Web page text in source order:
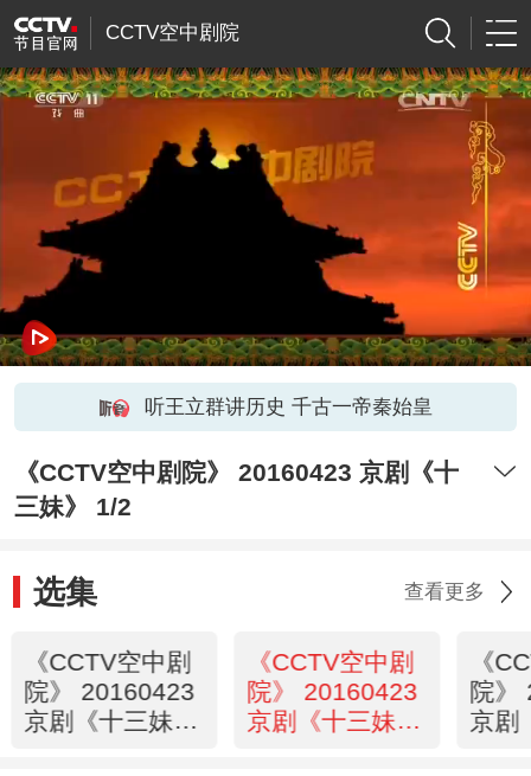
CCTV空中剧院
听王立群讲历史 千古一帝秦始皇
《CCTV空中剧院》 20160423 京剧《十
三妹》 1/2
选集 查看更多
《CCTV空中剧
院》 20160423
京剧《十三妹》
《CCTV空中剧
院》 20160423
京剧《十三妹》
《
院》
京剧